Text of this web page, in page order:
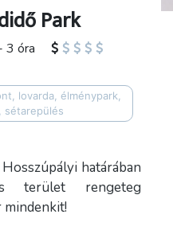
Park
3 óra
lovarda, élménypark,
sétarepülés
határában
terület rengeteg